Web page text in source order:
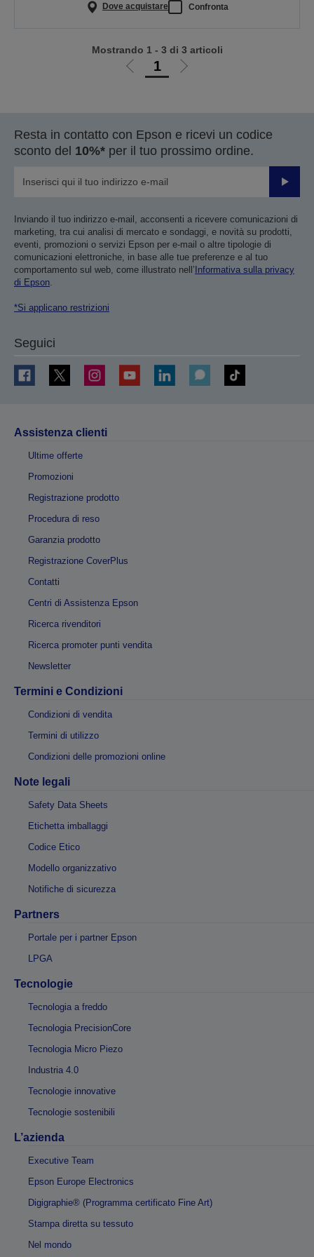
Dove acquistare Confronta
Vai
1
Vai
Mostrando 1 - 3 di 3 articoli
Resta in contatto con Epson e ricevi un codice
sconto del 10%* per il tuo prossimo ordine.
Invia
Inviando il tuo indirizzo e-mail, acconsenti a ricevere comunicazioni di
marketing, tra cui analisi di mercato e sondaggi, e novità su prodotti,
eventi, promozioni o servizi Epson per e-mail o altre tipologie di
comunicazioni elettroniche, in base alle tue preferenze e al tuo
comportamento sul web, come illustrato nell’Informativa sulla privacy
di Epson
*Si applicano restrizioni
Seguici
Assistenza clienti
Ultime offerte
Promozioni
Registrazione prodotto
Procedura di reso
Garanzia prodotto
Registrazione CoverPlus
Contatti
Centri di Assistenza Epson
Ricerca rivenditori
Ricerca promoter punti vendita
Newsletter
Termini e Condizioni
Condizioni di vendita
Termini di utilizzo
Condizioni delle promozioni online
Note legali
Safety Data Sheets
Etichetta imballaggi
Codice Etico
Modello organizzativo
Notifiche di sicurezza
Partners
Portale per i partner Epson
LPGA
Tecnologie
Tecnologia a freddo
Tecnologia PrecisionCore
Tecnologia Micro Piezo
Industria 4.0
Tecnologie innovative
Tecnologie sostenibili
L’azienda
Executive Team
Epson Europe Electronics
Digigraphie® (Programma certificato Fine Art)
Stampa diretta su tessuto
Nel mondo